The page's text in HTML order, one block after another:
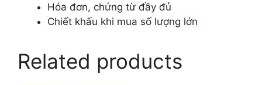
Hóa đơn, chứng từ đầy đủ
Chiết khấu khi mua số lượng lớn
Related products